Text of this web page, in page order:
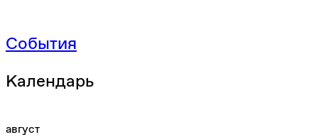
События
Календарь
август